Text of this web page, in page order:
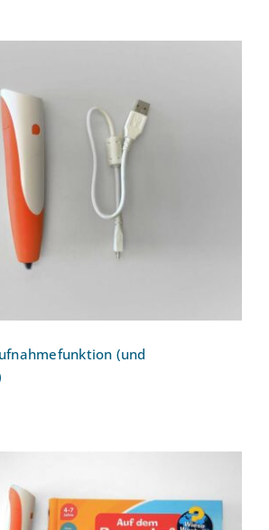
mit Aufnahmefunktion (und
Aufladefunktion)
(und